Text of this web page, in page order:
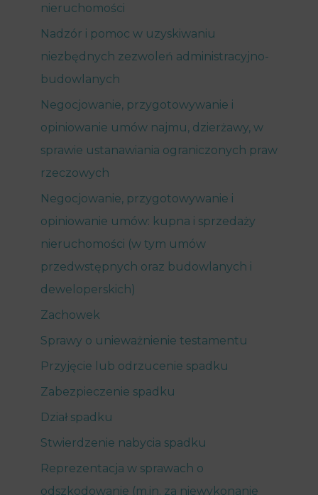
nieruchomości
Nadzór i pomoc w uzyskiwaniu
niezbędnych zezwoleń administracyjno-
budowlanych
Negocjowanie, przygotowywanie i
opiniowanie umów najmu, dzierżawy, w
sprawie ustanawiania ograniczonych praw
rzeczowych
Negocjowanie, przygotowywanie i
opiniowanie umów: kupna i sprzedaży
nieruchomości (w tym umów
przedwstępnych oraz budowlanych i
deweloperskich)
Zachowek
Sprawy o unieważnienie testamentu
Przyjęcie lub odrzucenie spadku
Zabezpieczenie spadku
Dział spadku
Stwierdzenie nabycia spadku
Reprezentacja w sprawach o
odszkodowanie (m.in. za niewykonanie